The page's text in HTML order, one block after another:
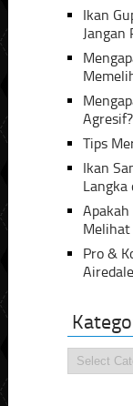
Ikan
Jangan
Agresif?
Tips
Ikan
Melihat
Pro &
Kategori